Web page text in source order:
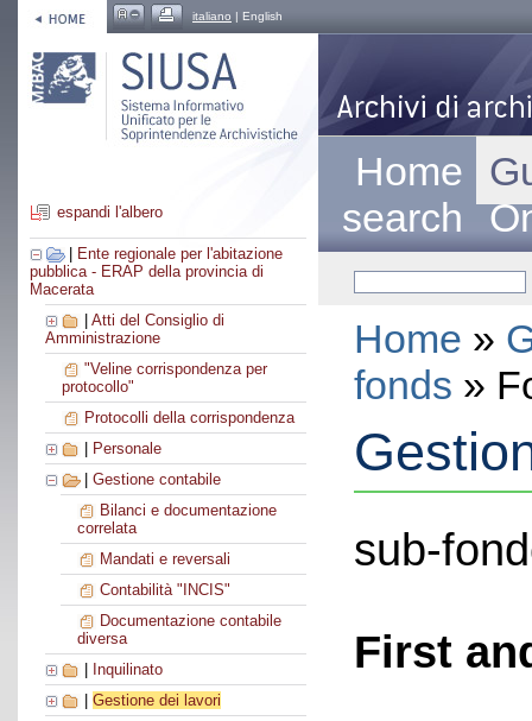
italiano | English
espandi l'albero
Ente regionale per l'abitazione
pubblica - ERAP della provincia di
Macerata
Atti del Consiglio di
Amministrazione
"Veline corrispondenza per
protocollo"
Protocolli della corrispondenza
Personale
Gestione contabile
Bilanci e documentazione
correlata
Mandati e reversali
Contabilità "INCIS"
Documentazione contabile
diversa
Inquilinato
Gestione dei lavori
Home
search
Home »
fonds »
sub-
First